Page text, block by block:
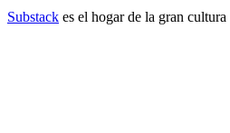
Substack es el hogar de la gran cultura